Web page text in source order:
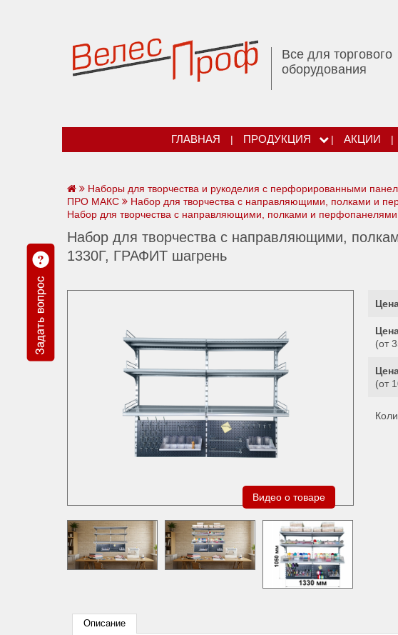
Все для торгового
оборудования
ГЛАВНАЯ | ПРОДУКЦИЯ | АКЦИИ |
Наборы для творчества и рукоделия с перфорированными
ПРО МАКС
Набор для творчества с направляющими, полками
Набор для творчества с направляющими, полками и
Набор для творчества с направляющими,
1330Г, ГРАФИТ шагрень
Видео о товаре
(от
(от
Описание